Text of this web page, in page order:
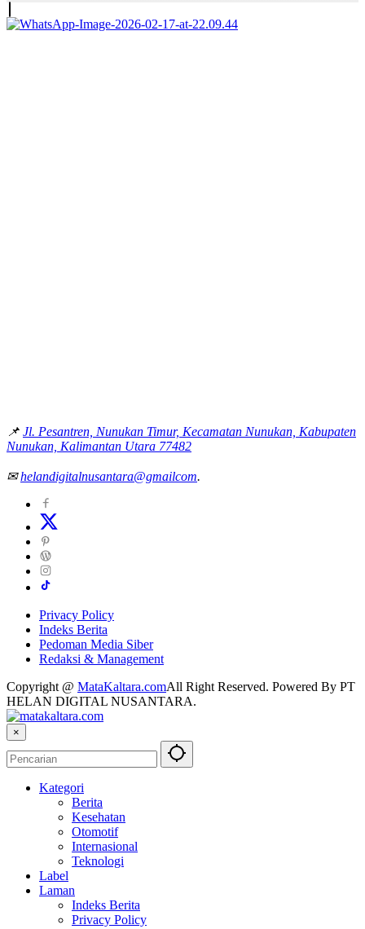
📌 Jl. Pesantren, Nunukan Timur, Kecamatan Nunukan, Kabupaten
Nunukan, Kalimantan Utara 77482
✉ helandigitalnusantara@gmailcom.
Privacy Policy
Indeks Berita
Pedoman Media Siber
Redaksi & Management
Copyright @ MataKaltara.comAll Right Reserved. Powered By PT
HELAN DIGITAL NUSANTARA.
×
Kategori
Berita
Kesehatan
Otomotif
Internasional
Teknologi
Label
Laman
Indeks Berita
Privacy Policy